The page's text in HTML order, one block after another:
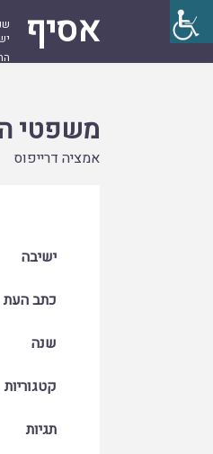
אסיף
משפטי
אמציה דרייפוס
ישיבה
כתב העת
שנה
קטגוריות
תגיות